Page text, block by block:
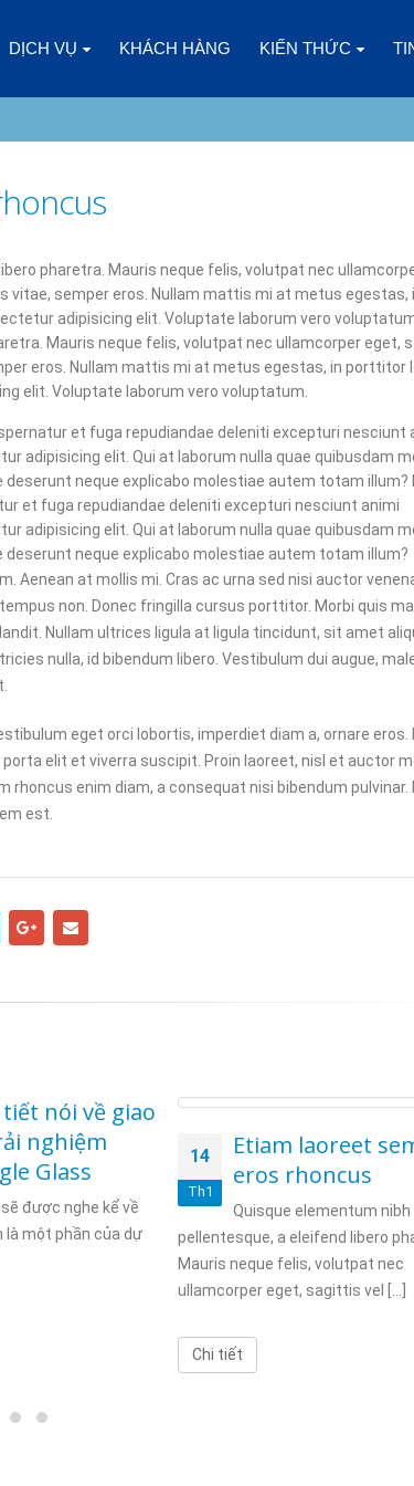
DỊCH VỤ KHÁCH HÀNG KIẾN THỨC
pharetra. Mauris neque felis, volutpat nec
vitae, semper eros. Nullam mattis mi at metus egestas,
adipisicing elit. Voluptate laborum vero
Mauris neque felis, volutpat nec ullamcorper eget,
eros. Nullam mattis mi at metus egestas, in porttitor
elit. Voluptate laborum vero voluptatum.
et fuga repudiandae deleniti excepturi nesciunt
adipisicing elit. Qui at laborum nulla quae quibusdam
neque explicabo molestiae autem totam illum?
et fuga repudiandae deleniti excepturi nesciunt animi
adipisicing elit. Qui at laborum nulla quae quibusdam
neque explicabo molestiae autem totam illum?
Aenean at mollis mi. Cras ac urna sed nisi auctor
non. Donec fringilla cursus porttitor. Morbi quis
Nullam ultrices ligula at ligula tincidunt, sit amet
nulla, id bibendum libero. Vestibulum dui augue,
eget orci lobortis, imperdiet diam a, ornare eros.
elit et viverra suscipit. Proin laoreet, nisl et auctor
enim diam, a consequat nisi bibendum pulvinar.
est.
nói về giao
nghiệm
Glass
được nghe kể về
là một phần của dự
14
Th1
Etiam laoreet
eros rhoncus
Quisque elementum
pellentesque, a eleifend libero
Mauris neque felis, volutpat nec
ullamcorper eget, sagittis vel [...]
Chi tiết
NHỎ NÊN DÙNG
ESC – NHẬN
30%: CƠ HỘI VÀNG
CỦA BẠN
NGHIỆP
CHÀO NĂM MỚI 2025,
NHÌN LẠI 2024
ĐIỀU GÌ XẢY RA KHI
ONLINE MÀ CHỌN
NƯỚC NGOÀI?
06/01/2025